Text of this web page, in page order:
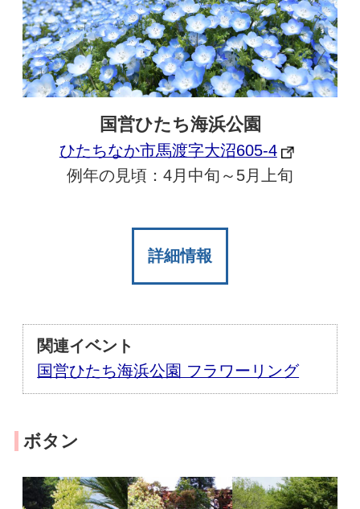
国営ひたち海浜公園
ひたちなか市馬渡字大沼605-4
例年の見頃：4月中旬～5月上旬
詳細情報
関連イベント
国営ひたち海浜公園 フラワーリング
ボタン